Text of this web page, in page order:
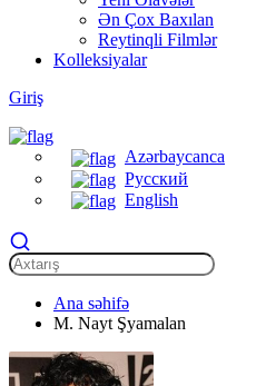
Ən Çox Baxılan
Reytinqli Filmlər
Kolleksiyalar
Giriş
Azərbaycanca
Русский
English
Ana səhifə
M. Nayt Şyamalan